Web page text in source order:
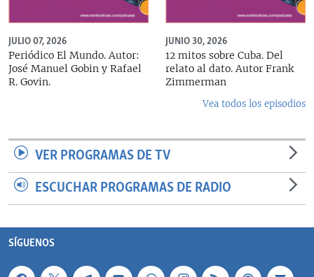
JULIO 07, 2026
Periódico El Mundo. Autor:
José Manuel Gobin y Rafael
R. Govin.
JUNIO 30, 2026
12 mitos sobre Cuba. Del
relato al dato. Autor Frank
Zimmerman
Vea todos los episodios
VER PROGRAMAS DE TV
ESCUCHAR PROGRAMAS DE RADIO
SÍGUENOS